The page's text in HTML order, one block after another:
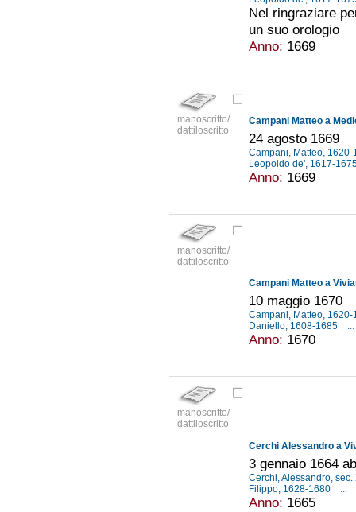
Nel ringraziare
un suo orologio
Anno: 1669
manoscritto/
dattiloscritto
Campani Matteo a
24 agosto 1669
Campani, Matteo,
Leopoldo de', 1617-
Anno: 1669
manoscritto/
dattiloscritto
Campani Matteo a
10 maggio 1670
Campani, Matteo,
Daniello, 1608-1685
...
Anno: 1670
manoscritto/
dattiloscritto
Cerchi Alessandro a
3 gennaio 1664
Cerchi, Alessandro, sec.
Filippo, 1628-1680
...
Anno: 1665